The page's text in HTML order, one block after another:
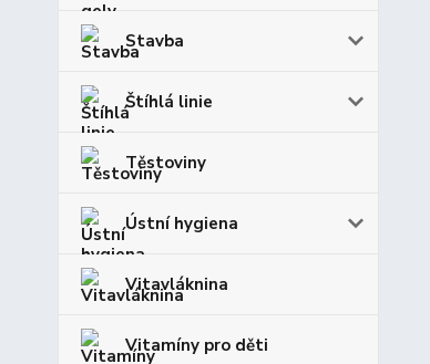
Stavba
Štíhlá linie
Těstoviny
Ústní hygiena
Vitavláknina
Vitamíny pro děti